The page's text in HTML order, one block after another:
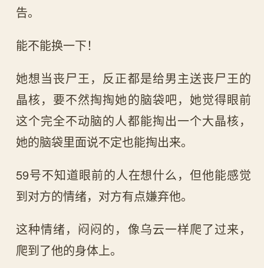
告。
能不能换一下！
她想当丧尸王，反正都是给男主送丧尸王的
晶核，要不然掏掏她的脑袋吧，她觉得眼前
这个完全不动脑的人都能掏出一个大晶核，
她的脑袋里面说不定也能掏出来。
59号不知道眼前的人在想什么，但他能感觉
到对方的情绪，对方有点嫌弃他。
这种情绪，闷闷的，像乌云一样爬了过来，
爬到了他的身体上。